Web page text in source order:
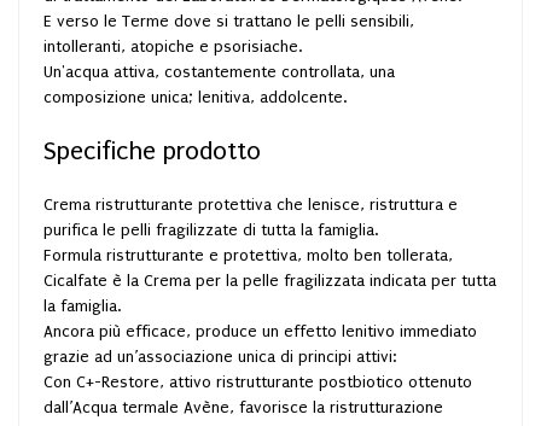
E verso le Terme dove si trattano le pelli sensibili,
intolleranti, atopiche e psorisiache.
Un'acqua attiva, costantemente controllata, una
composizione unica; lenitiva, addolcente.
Specifiche prodotto
Crema ristrutturante protettiva che lenisce, ristruttura e
purifica le pelli fragilizzate di tutta la famiglia.
Formula ristrutturante e protettiva, molto ben tollerata,
Cicalfate è la Crema per la pelle fragilizzata indicata per tutta
la famiglia.
Ancora più efficace, produce un effetto lenitivo immediato
grazie ad un’associazione unica di principi attivi:
Con C+-Restore, attivo ristrutturante postbiotico ottenuto
dall’Acqua termale Avène, favorisce la ristrutturazione